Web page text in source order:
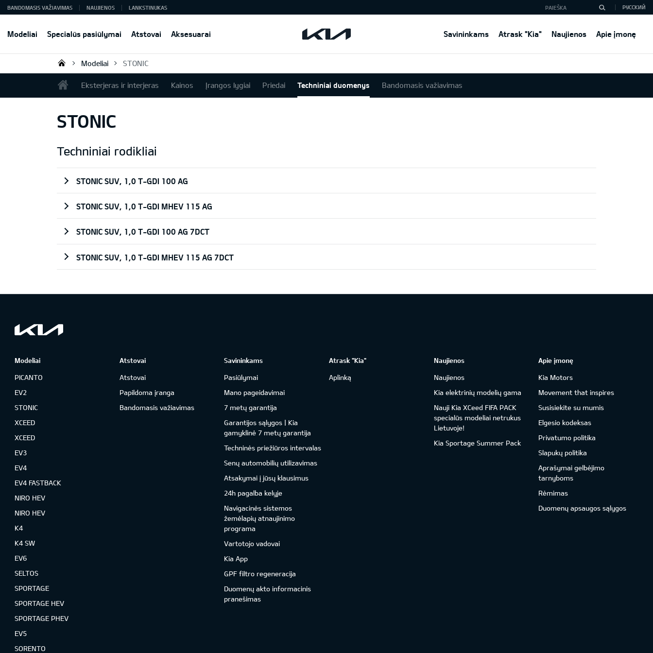
Modeliai Specialūs pasiūlymai Atstovai Aksesuarai Savininkams Atrask "Kia" Naujienos Apie įmonę
BANDOMASIS VAŽIAVIMAS NAUJIENOS LANKSTINUKAS РУССКИЙ
KIA AUTO AS
Modeliai STONIC
Eksterjeras ir interjeras Kainos Įrangos lygiai Priedai Techniniai duomenys Bandomasis važiavimas
STONIC
Techniniai rodikliai
STONIC SUV, 1,0 T-GDI 100 AG
STONIC SUV, 1,0 T-GDI MHEV 115 AG
STONIC SUV, 1,0 T-GDI 100 AG 7DCT
STONIC SUV, 1,0 T-GDI MHEV 115 AG 7DCT
Modeliai
PICANTO
EV2
STONIC
XCEED
XCEED
EV3
EV4
EV4 FASTBACK
NIRO HEV
NIRO HEV
K4
K4 SW
EV6
SELTOS
SPORTAGE
SPORTAGE HEV
SPORTAGE PHEV
EV5
SORENTO
Atstovai
Atstovai
Papildoma įranga
Bandomasis važiavimas
Savininkams
Pasiūlymai
Mano pageidavimai
7 metų garantija
Garantijos sąlygos | Kia
gamyklinė 7 metų garantija
Techninės priežiūros intervalas
Senų automobilių utilizavimas
Atsakymai į jūsų klausimus
24h pagalba kelyje
Navigacinės sistemos
žemėlapių atnaujinimo
programa
Vartotojo vadovai
Kia App
GPF filtro regeneracija
Duomenų akto informacinis
pranešimas
Atrask "Kia"
Aplinką
Naujienos
Naujienos
Kia elektrinių modelių gama
Nauji Kia XCeed FIFA PACK
specialūs modeliai netrukus
Lietuvoje!
Kia Sportage Summer Pack
Apie įmonę
Kia Motors
Movement that inspires
Susisiekite su mumis
Elgesio kodeksas
Privatumo politika
Slapukų politika
Aprašymai gelbėjimo
tarnyboms
Rėmimas
Duomenų apsaugos sąlygos